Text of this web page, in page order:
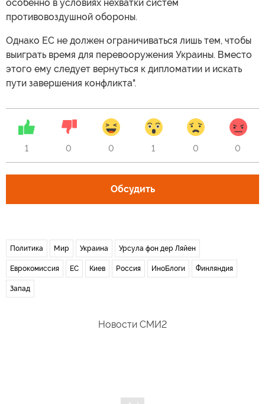
особенно в условиях нехватки систем
противовоздушной обороны.
Однако ЕС не должен ограничиваться лишь тем, чтобы
выиграть время для перевооружения Украины. Вместо
этого ему следует вернуться к дипломатии и искать
пути завершения конфликта".
1 0 0 1 0 0
Обсудить
Политика Мир Украина Урсула фон дер Ляйен
Еврокомиссия ЕС Киев Россия ИноБлоги Финляндия
Запад
Новости СМИ2